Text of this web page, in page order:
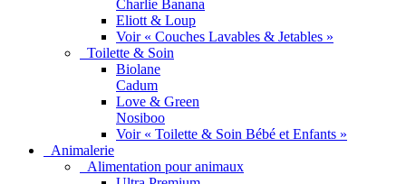
Charlie Banana
Eliott & Loup
Voir « Couches Lavables & Jetables »
Toilette & Soin
Biolane
Cadum
Love & Green
Nosiboo
Voir « Toilette & Soin Bébé et Enfants »
Animalerie
Alimentation pour animaux